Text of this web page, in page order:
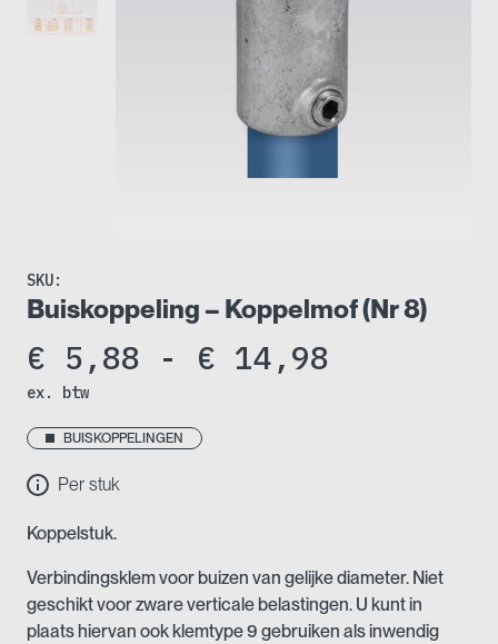
SKU:
Buiskoppeling – Koppelmof (Nr 8)
€ 5,88 - € 14,98
ex. btw
BUISKOPPELINGEN
Per stuk
Koppelstuk.
Verbindingsklem voor buizen van gelijke diameter. Niet
geschikt voor zware verticale belastingen. U kunt in
plaats hiervan ook klemtype 9 gebruiken als inwendig